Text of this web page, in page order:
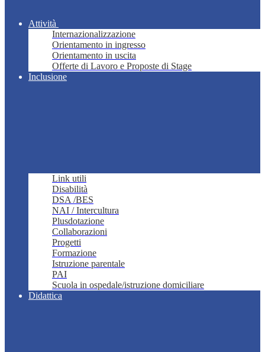
Attività
Internazionalizzazione
Orientamento in ingresso
Orientamento in uscita
Offerte di Lavoro e Proposte di Stage
Inclusione
Link utili
Disabilità
DSA /BES
NAI / Intercultura
Plusdotazione
Collaborazioni
Progetti
Formazione
Istruzione parentale
PAI
Scuola in ospedale/istruzione domiciliare
Didattica